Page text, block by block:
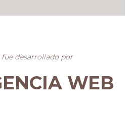
desarrollado por
WEB